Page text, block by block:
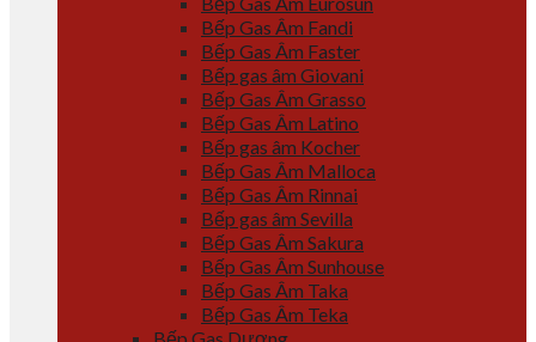
Bếp Gas Âm Fandi
Bếp Gas Âm Faster
Bếp gas âm Giovani
Bếp Gas Âm Grasso
Bếp Gas Âm Latino
Bếp gas âm Kocher
Bếp Gas Âm Malloca
Bếp Gas Âm Rinnai
Bếp gas âm Sevilla
Bếp Gas Âm Sakura
Bếp Gas Âm Sunhouse
Bếp Gas Âm Taka
Bếp Gas Âm Teka